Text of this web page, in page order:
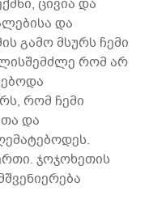
ცივია და
და
გამო მსურს ჩემი
რომ არ
რომ ჩემი
და
ჯოჯოხეთის